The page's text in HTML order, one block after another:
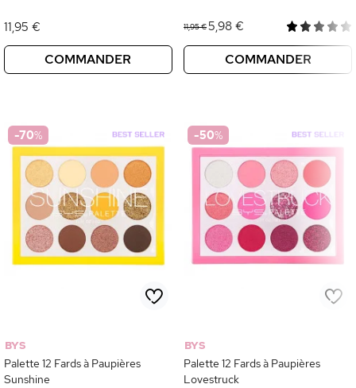
11,95 €
COMMANDER
11,95 €5,98 €
COMMANDER
-70%
BYS
Palette 12 Fards à Paupières
Sunshine
-50%
BYS
Palette 12 Fards à Paupières
Lovestruck